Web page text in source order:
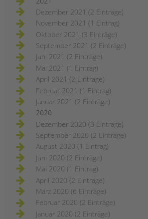
Dezember 2021 (2 Einträge)
November 2021 (1 Eintrag)
Oktober 2021 (3 Einträge)
September 2021 (2 Einträge)
Juni 2021 (2 Einträge)
Mai 2021 (1 Eintrag)
April 2021 (2 Einträge)
Februar 2021 (1 Eintrag)
Januar 2021 (2 Einträge)
2020
Dezember 2020 (3 Einträge)
September 2020 (2 Einträge)
August 2020 (1 Eintrag)
Juni 2020 (2 Einträge)
Mai 2020 (1 Eintrag)
April 2020 (2 Einträge)
März 2020 (6 Einträge)
Februar 2020 (2 Einträge)
Januar 2020 (2 Einträge)